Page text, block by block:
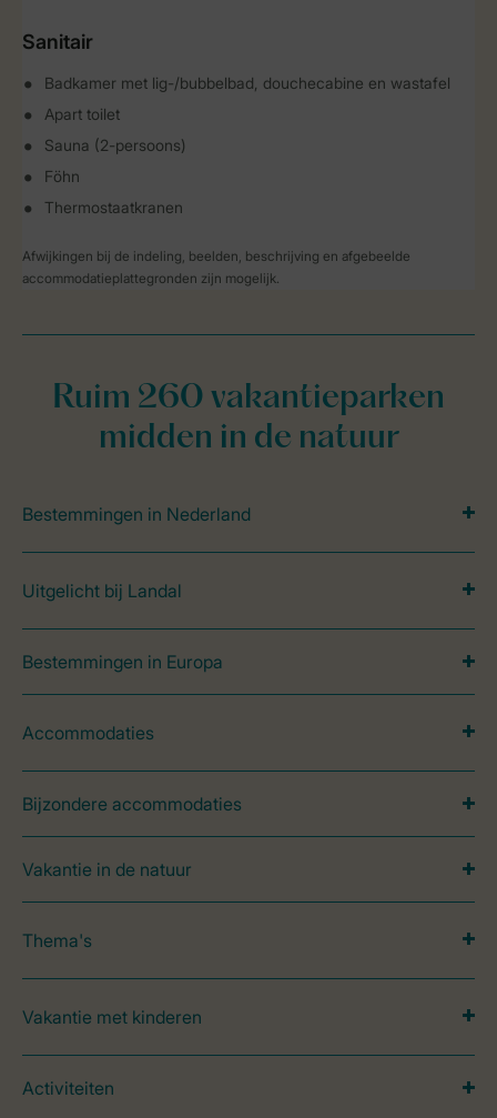
Sanitair
Badkamer met lig-/bubbelbad, douchecabine en wastafel
Apart toilet
Sauna (2-persoons)
Föhn
Thermostaatkranen
Afwijkingen bij de indeling, beelden, beschrijving en afgebeelde
accommodatieplattegronden zijn mogelijk.
Ruim 260 vakantieparken
midden in de natuur
Bestemmingen in Nederland
Uitgelicht bij Landal
Bestemmingen in Europa
Accommodaties
Bijzondere accommodaties
Vakantie in de natuur
Thema's
Vakantie met kinderen
Activiteiten